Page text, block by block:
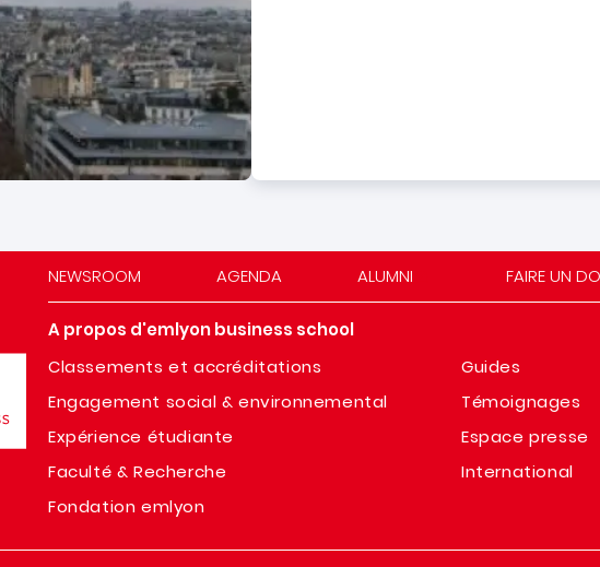
NEWSROOM AGENDA ALUMNI FAIRE UN
A propos d'emlyon business school
Classements et accréditations
Engagement social & environnemental
Expérience étudiante
Faculté & Recherche
Fondation emlyon
Guides
Témoignages
Espace presse
International